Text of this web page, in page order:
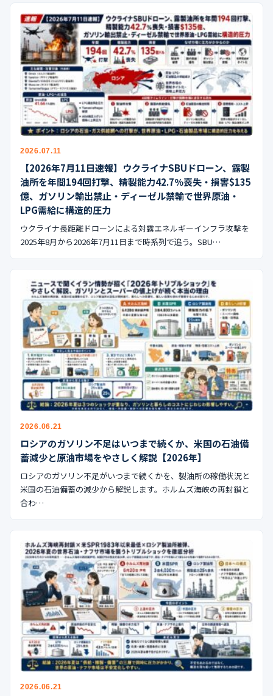
2026.07.11
【2026年7月11日速報】ウクライナSBUドローン、露製
油所を年間194回打撃、精製能力42.7％喪失・損害$135
億、ガソリン輸出禁止・ディーゼル禁輸で世界原油・
LPG需給に構造的圧力
ウクライナ長距離ドローンによる対露エネルギーインフラ攻撃を
2025年8月から2026年7月11日まで時系列で追う。SBU…
2026.06.21
ロシアのガソリン不足はいつまで続くか、米国の石油備
蓄減少と原油市場をやさしく解説【2026年】
ロシアのガソリン不足がいつまで続くかを、製油所の稼働状況と
米国の石油備蓄の減少から解説します。ホルムズ海峡の再封鎖と
合わ…
2026.06.21